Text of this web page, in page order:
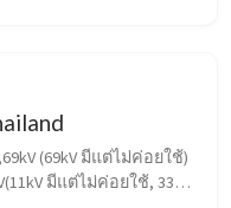
(69kV มีแต่ไม่ค่อยใช้)
มีแต่ไม่ค่อยใช้, 33kV